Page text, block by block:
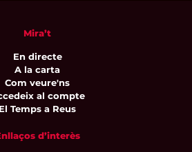
Mira’t
En directe
A la carta
Com veure'ns
al compte
El Temps a Reus
d’interès